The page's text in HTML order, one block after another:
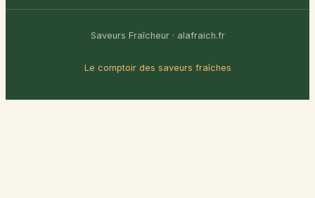
Saveurs Fraîcheur · alafraich.fr
Le comptoir des saveurs fraîches